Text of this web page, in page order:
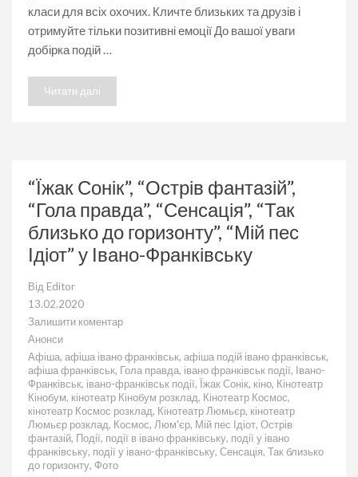
класи для всіх охочих. Кличте близьких та друзів і
отримуйте тільки позитивні емоції До вашої уваги
добірка подій …
Читати далі
“Їжак Сонік”, “Острів фантазій”,
“Гола правда”, “Сенсація”, “Так
близько до горизонту”, “Мій пес
Ідіот” у Івано-Франківську
Від Editor
13.02.2020
Залишити коментар
до
Сонік”,
“Острів
фантазій”,
“Гола
правда”,
“Сенсація”,
“Так
близько
до
Анонси
Афіша, афіша івано франківськ, афіша подій івано франківськ,
афіша франківськ, Гола правда, івано франківськ події, Івано-
Франківськ, івано-франківськ події, Їжак Сонік, кіно, Кінотеатр
Кінобум, кінотеатр Кінобум розклад, Кінотеатр Космос,
кінотеатр Космос розклад, Кінотеатр Люмьєр, кінотеатр
Люмьєр розклад, Космос, Люм'єр, Мій пес Ідіот, Острів
фантазій, Події, події в івано франківську, події у івано
франківську, події у івано-франківську, Сенсація, Так близько
до горизонту, Фото